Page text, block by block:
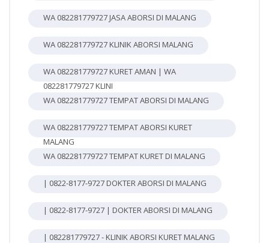
WA 082281779727 JASA ABORSI DI MALANG
WA 082281779727 KLINIK ABORSI MALANG
WA 082281779727 KURET AMAN | WA
082281779727 KLINI
WA 082281779727 TEMPAT ABORSI DI MALANG
WA 082281779727 TEMPAT ABORSI KURET
MALANG
WA 082281779727 TEMPAT KURET DI MALANG
| 0822-8177-9727 DOKTER ABORSI DI MALANG
| 0822-8177-9727 | DOKTER ABORSI DI MALANG
| 082281779727 - KLINIK ABORSI KURET MALANG